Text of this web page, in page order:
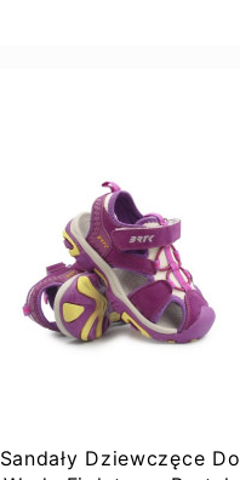
28
Sandały Dziewczęce Do